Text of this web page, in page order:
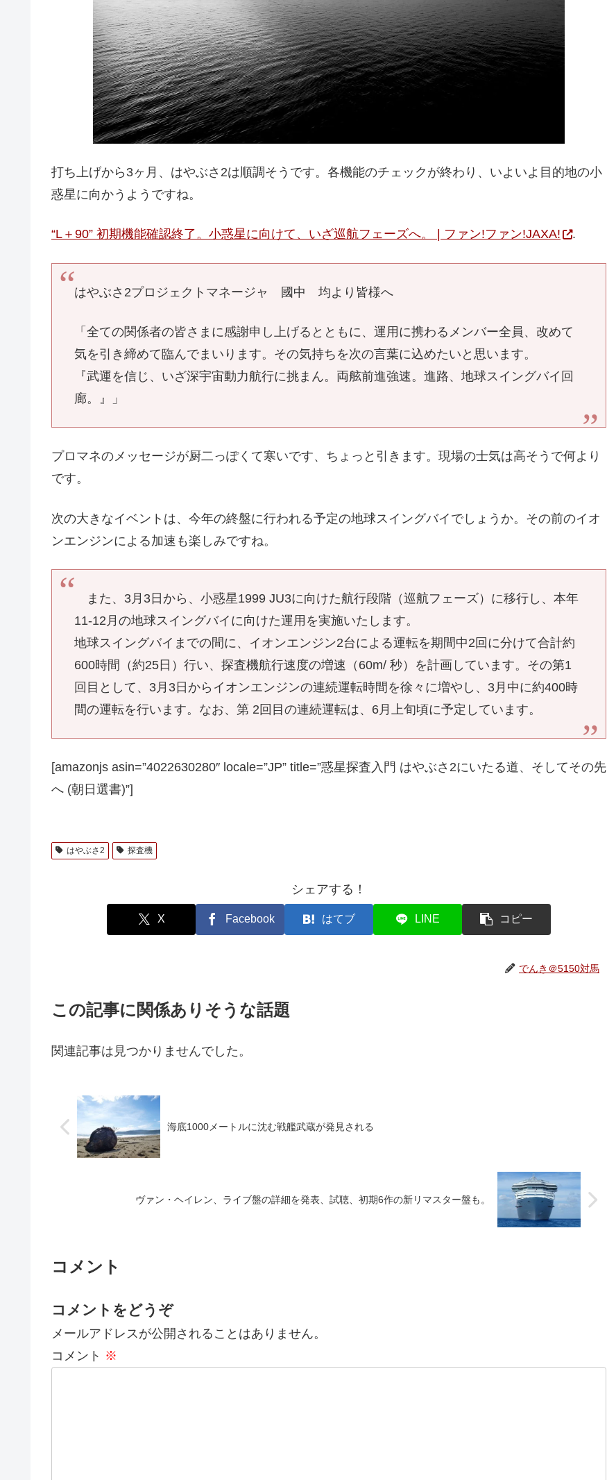
打ち上げから3ヶ月、はやぶさ2は順調そうです。各機能のチェックが終わり、いよいよ目的地の小
惑星に向かうようですね。
“L＋90” 初期機能確認終了。小惑星に向けて、いざ巡航フェーズへ。 | ファン!ファン!JAXA! .
はやぶさ2プロジェクトマネージャ 國中 均より皆様へ
「全ての関係者の皆さまに感謝申し上げるとともに、運用に携わるメンバー全員、改めて
気を引き締めて臨んでまいります。その気持ちを次の言葉に込めたいと思います。
『武運を信じ、いざ深宇宙動力航行に挑まん。両舷前進強速。進路、地球スイングバイ回
廊。』」
プロマネのメッセージが厨二っぽくて寒いです、ちょっと引きます。現場の士気は高そうで何より
です。
次の大きなイベントは、今年の終盤に行われる予定の地球スイングバイでしょうか。その前のイオ
ンエンジンによる加速も楽しみですね。
また、3月3日から、小惑星1999 JU3に向けた航行段階（巡航フェーズ）に移行し、本年
11-12月の地球スイングバイに向けた運用を実施いたします。
地球スイングバイまでの間に、イオンエンジン2台による運転を期間中2回に分けて合計約
600時間（約25日）行い、探査機航行速度の増速（60m/ 秒）を計画しています。その第1
回目として、3月3日からイオンエンジンの連続運転時間を徐々に増やし、3月中に約400時
間の運転を行います。なお、第 2回目の連続運転は、6月上旬頃に予定しています。
[amazonjs asin=”4022630280″ locale=”JP” title=”惑星探査入門 はやぶさ2にいたる道、そしてその先
へ (朝日選書)”]
はやぶさ2 探査機
シェアする！
X Facebook はてブ LINE コピー
でんき＠5150対馬
この記事に関係ありそうな話題
関連記事は見つかりませんでした。
海底1000メートルに沈む戦艦武蔵が発見される
ヴァン・ヘイレン、ライブ盤の詳細を発表、試聴、初期6作の新リマスター盤も。
コメント
コメントをどうぞ
メールアドレスが公開されることはありません。
コメント ※